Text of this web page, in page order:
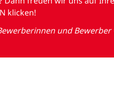
klicken!
und